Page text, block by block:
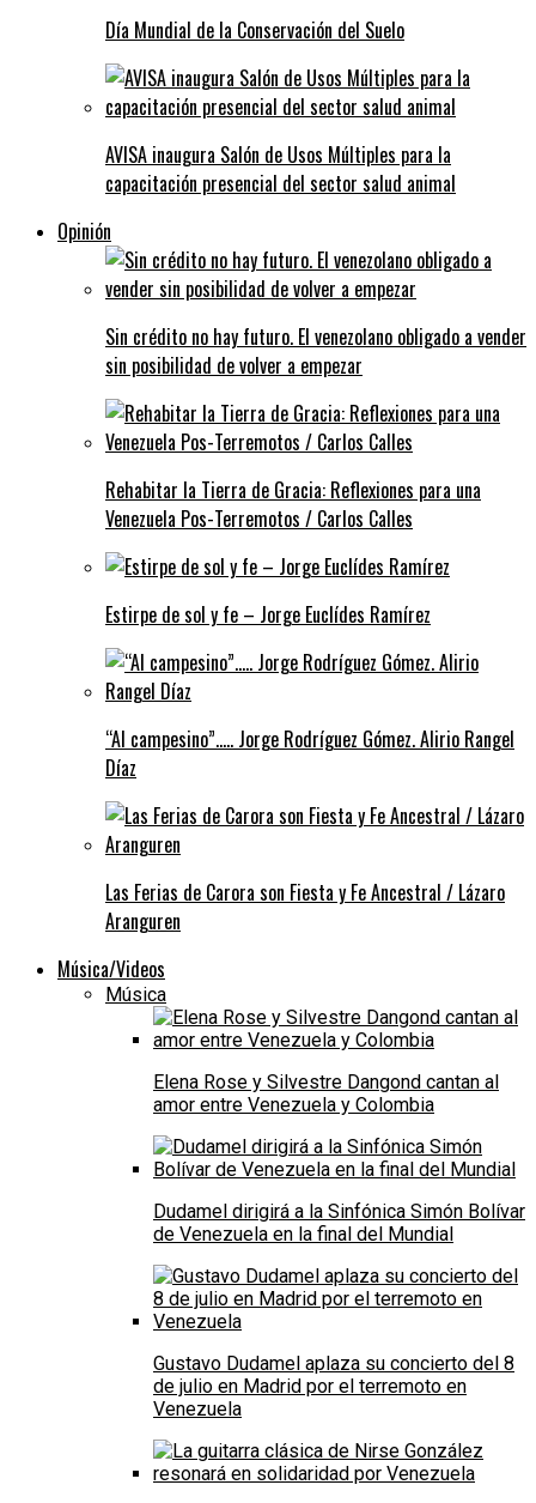
Día Mundial de la Conservación del Suelo
AVISA inaugura Salón de Usos Múltiples para la
capacitación presencial del sector salud animal
Opinión
Sin crédito no hay futuro. El venezolano obligado a vender
sin posibilidad de volver a empezar
Rehabitar la Tierra de Gracia: Reflexiones para una
Venezuela Pos-Terremotos / Carlos Calles
Estirpe de sol y fe – Jorge Euclídes Ramírez
“Al campesino”….. Jorge Rodríguez Gómez. Alirio Rangel
Díaz
Las Ferias de Carora son Fiesta y Fe Ancestral / Lázaro
Aranguren
Música/Videos
Música
Elena Rose y Silvestre Dangond cantan al
amor entre Venezuela y Colombia
Dudamel dirigirá a la Sinfónica Simón Bolívar
de Venezuela en la final del Mundial
Gustavo Dudamel aplaza su concierto del 8
de julio en Madrid por el terremoto en
Venezuela